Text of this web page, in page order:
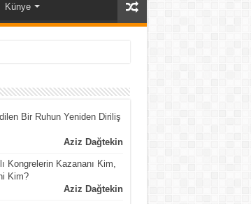
Künye
Bir Ruhun Yeniden Diriliş
Aziz Dağtekin
Kongrelerin Kazananı Kim,
Kim?
Aziz Dağtekin